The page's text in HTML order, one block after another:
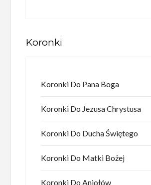
Koronki
Koronki Do Pana Boga
Koronki Do Jezusa Chrystusa
Koronki Do Ducha Świętego
Koronki Do Matki Bożej
Koronki Do Aniołów